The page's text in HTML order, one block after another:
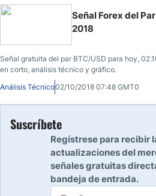
Señal Forex del
2018
Señal gratuita del par BTC/USD para hoy,
en corto, análisis técnico y gráfico.
Análisis Técnico02/10/2018 07:48 GMT0
Suscríbete
Regístrese para recibir
actualizaciones del
señales gratuitas
bandeja de entrada.